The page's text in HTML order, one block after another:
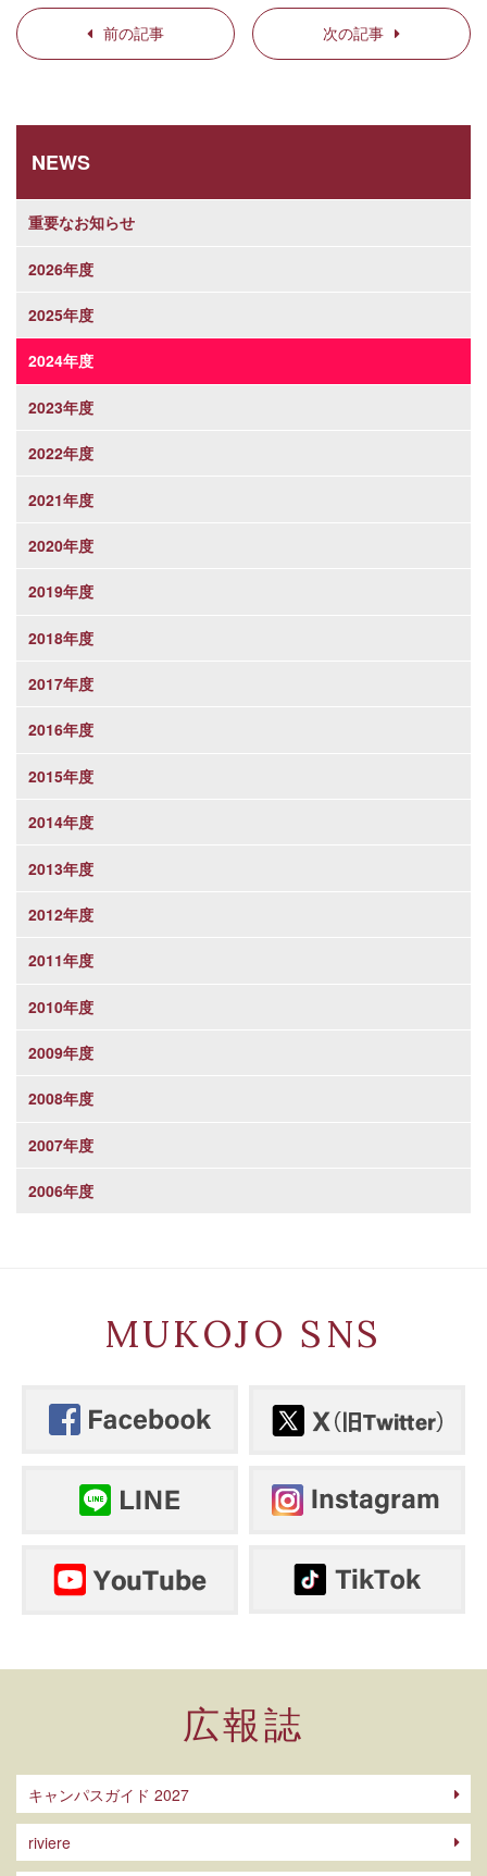
前の記事 次の記事
NEWS
重要なお知らせ
2026年度
2025年度
2024年度
2023年度
2022年度
2021年度
2020年度
2019年度
2018年度
2017年度
2016年度
2015年度
2014年度
2013年度
2012年度
2011年度
2010年度
2009年度
2008年度
2007年度
2006年度
MUKOJO SNS
広報誌
キャンパスガイド 2027
riviere